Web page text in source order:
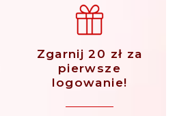
Zgarnij 20 zł za
pierwsze
logowanie!